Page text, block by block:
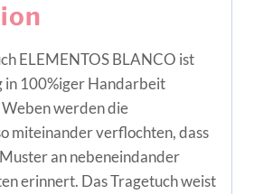
ELEMENTOS BLANCO ist
in 100%iger Handarbeit
werden die
miteinander verflochten, dass
an nebeneindander
erinnert. Das Tragetuch weist